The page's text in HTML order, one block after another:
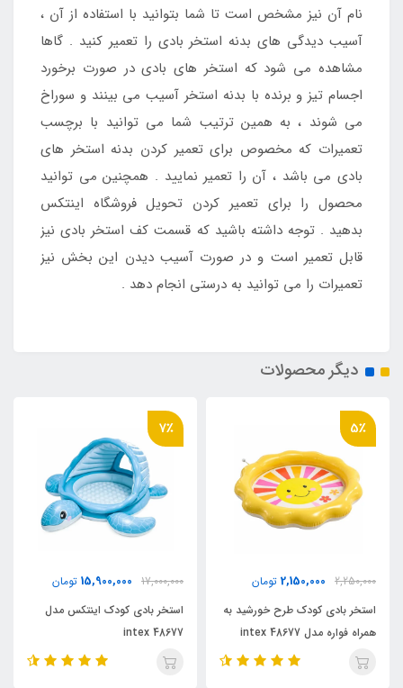
نام آن نیز مشخص است تا شما بتوانید با استفاده از آن ،
آسیب دیدگی های بدنه استخر بادی را تعمیر کنید . گاها
مشاهده می شود که استخر های بادی در صورت برخورد
اجسام تیز و برنده با بدنه استخر آسیب می بینند و سوراخ
می شوند ، به همین ترتیب شما می توانید با برچسب
تعمیرات که مخصوص برای تعمیر کردن بدنه استخر های
بادی می باشد ، آن را تعمیر نمایید . همچنین می توانید
محصول را برای تعمیر کردن تحویل فروشگاه اینتکس
بدهید . توجه داشته باشید که قسمت کف استخر بادی نیز
قابل تعمیر است و در صورت آسیب دیدن این بخش نیز
تعمیرات را می توانید به درستی انجام دهد .
دیگر محصولات
5٪
2,250,000
2,150,000 تومان
استخر بادی کودک طرح خورشید به
همراه فواره مدل 48677 intex
7٪
17,000,000
15,900,000 تومان
استخر بادی کودک اینتکس مدل
48677 intex